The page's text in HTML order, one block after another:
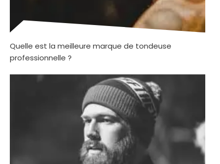
Quelle est la meilleure marque de tondeuse
professionnelle ?